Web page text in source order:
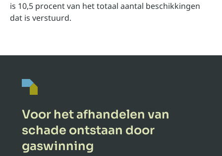
is 10,5 procent van het totaal aantal beschikkingen
dat is verstuurd.
Voor het afhandelen van
schade ontstaan door
gaswinning